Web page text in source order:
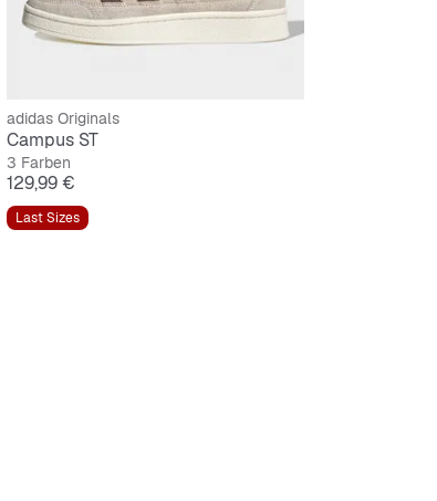
adidas Originals
Campus ST
3 Farben
Preis
129,99 €
Last Sizes